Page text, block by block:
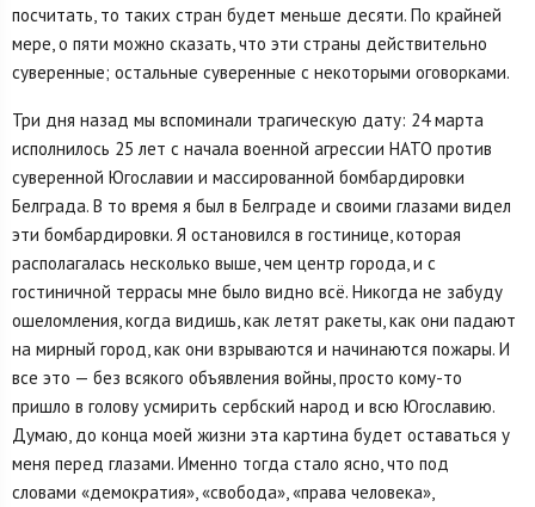
посчитать, то таких стран будет меньше десяти. По крайней
мере, о пяти можно сказать, что эти страны действительно
суверенные; остальные суверенные с некоторыми оговорками.
Три дня назад мы вспоминали трагическую дату: 24 марта
исполнилось 25 лет с начала военной агрессии НАТО против
суверенной Югославии и массированной бомбардировки
Белграда. В то время я был в Белграде и своими глазами видел
эти бомбардировки. Я остановился в гостинице, которая
располагалась несколько выше, чем центр города, и с
гостиничной террасы мне было видно всё. Никогда не забуду
ошеломления, когда видишь, как летят ракеты, как они падают
на мирный город, как они взрываются и начинаются пожары. И
все это — без всякого объявления войны, просто кому-то
пришло в голову усмирить сербский народ и всю Югославию.
Думаю, до конца моей жизни эта картина будет оставаться у
меня перед глазами. Именно тогда стало ясно, что под
словами «демократия», «свобода», «права человека»,